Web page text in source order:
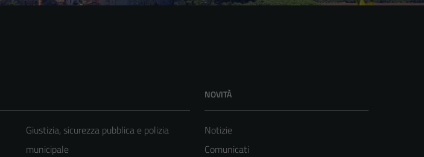
Giustizia, sicurezza pubblica e polizia
municipale
NOVITÀ
Notizie
Comunicati